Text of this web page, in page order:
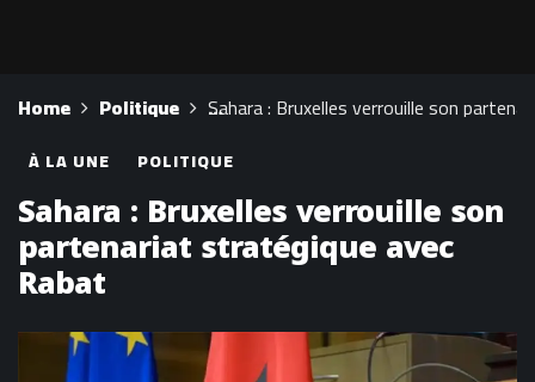
Home Politique Sahara : Bruxelles verrouille son
À LA UNE POLITIQUE
Sahara : Bruxelles verrouille son
partenariat stratégique avec
Rabat